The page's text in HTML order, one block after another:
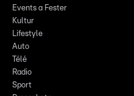
Events a Fester
Kultur
Lifestyle
Auto
Télé
Radio
Sport